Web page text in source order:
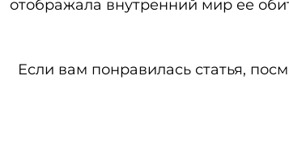
отображала внутренний мир ее
Если вам понравилась статья,